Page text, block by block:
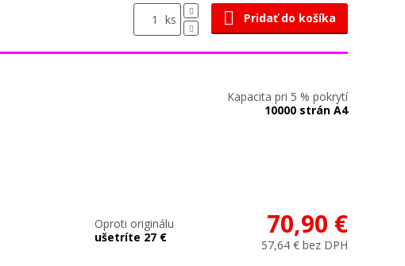
ks Pridať do košíka
Kapacita pri 5 % pokrytí
10000 strán A4
Oproti originálu
ušetríte 27 €
70,90 €
57,64 € bez DPH